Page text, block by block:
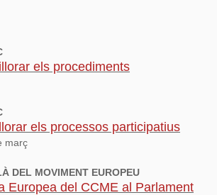
els procediments
els processos participatius
març
DEL MOVIMENT EUROPEU
Europea del CCME al Parlament